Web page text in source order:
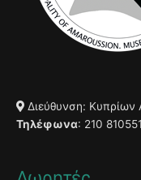
Διεύθυνση: Κυπρίων
Τηλέφωνα: 210